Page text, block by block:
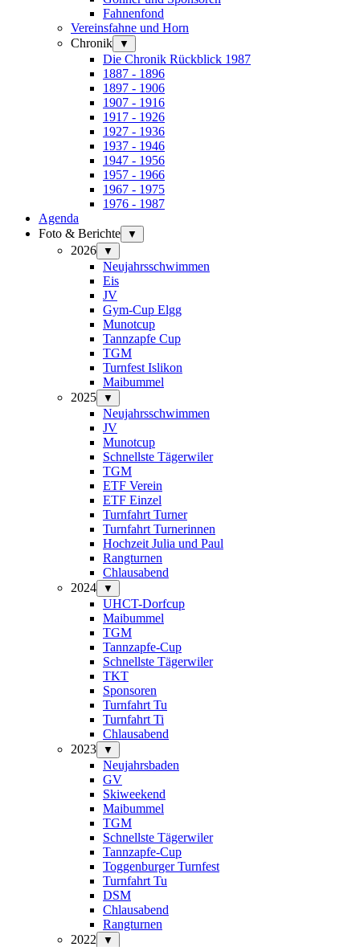
Fahnenfond
Vereinsfahne und Horn
Chronik
▼
Die Chronik Rückblick 1987
1887 - 1896
1897 - 1906
1907 - 1916
1917 - 1926
1927 - 1936
1937 - 1946
1947 - 1956
1957 - 1966
1967 - 1975
1976 - 1987
Agenda
Foto & Berichte
▼
2026 ▼
Neujahrsschwimmen
Eis
JV
Gym-Cup Elgg
Munotcup
Tannzapfe Cup
TGM
Turnfest Islikon
Maibummel
2025
▼
Neujahrsschwimmen
JV
Munotcup
Schnellste Tägerwiler
TGM
ETF Verein
ETF Einzel
Turnfahrt Turner
Turnfahrt Turnerinnen
Hochzeit Julia und Paul
Rangturnen
Chlausabend
2024
▼
UHCT-Dorfcup
Maibummel
TGM
Tannzapfe-Cup
Schnellste Tägerwiler
TKT
Sponsoren
Turnfahrt Tu
Turnfahrt Ti
Chlausabend
2023
▼
Neujahrsbaden
GV
Skiweekend
Maibummel
TGM
Schnellste Tägerwiler
Tannzapfe-Cup
Toggenburger Turnfest
Turnfahrt Tu
DSM
Chlausabend
Rangturnen
2022
▼